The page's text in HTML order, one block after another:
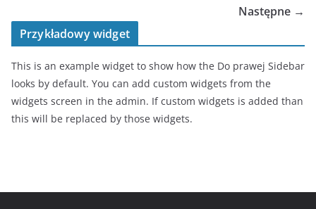
Następne →
Przykładowy widget
This is an example widget to show how the Do prawej Sidebar
looks by default. You can add custom widgets from the
widgets screen in the admin. If custom widgets is added than
this will be replaced by those widgets.